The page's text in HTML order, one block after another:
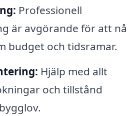
Professionell
är avgörande för att nå
budget och tidsramar.
Hjälp med allt
och tillstånd